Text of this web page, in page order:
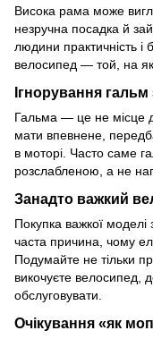
Висока рама може
незручна посадка й
людини практичність і
велосипед — той, на
Ігнорування гальм
Гальма — це не місце
мати впевнене,
в моторі. Часто саме
розслабленою, а не
Занадто важкий
Покупка важкої моделі
часта причина, чому
Подумайте не тільки
викочуєте велосипед,
обслуговувати.
Очікування «як